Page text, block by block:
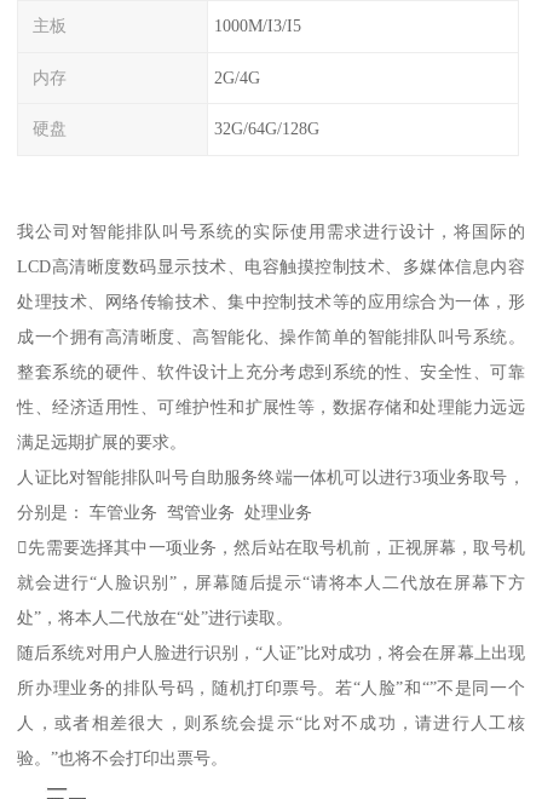
主板 1000M/I3/I5
内存 2G/4G
硬盘 32G/64G/128G
我公司对智能排队叫号系统的实际使用需求进行设计，将国际的
LCD高清晰度数码显示技术、电容触摸控制技术、多媒体信息内容
处理技术、网络传输技术、集中控制技术等的应用综合为一体，形
成一个拥有高清晰度、高智能化、操作简单的智能排队叫号系统。
整套系统的硬件、软件设计上充分考虑到系统的性、安全性、可靠
性、经济适用性、可维护性和扩展性等，数据存储和处理能力远远
满足远期扩展的要求。
人证比对智能排队叫号自助服务终端一体机可以进行3项业务取号，
分别是： 车管业务 驾管业务 处理业务
先需要选择其中一项业务，然后站在取号机前，正视屏幕，取号机
就会进行“人脸识别”，屏幕随后提示“请将本人二代放在屏幕下方
处”，将本人二代放在“处”进行读取。
随后系统对用户人脸进行识别，“人证”比对成功，将会在屏幕上出现
所办理业务的排队号码，随机打印票号。若“人脸”和“”不是同一个
人，或者相差很大，则系统会提示“比对不成功，请进行人工核
验。”也将不会打印出票号。